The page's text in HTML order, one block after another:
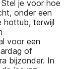
je voor hoe
onder een
hottub, terwijl
voor een
of
bijzonder. In